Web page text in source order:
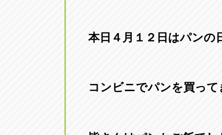
本日４月１２日はパンの
コンビニでパンを買っ